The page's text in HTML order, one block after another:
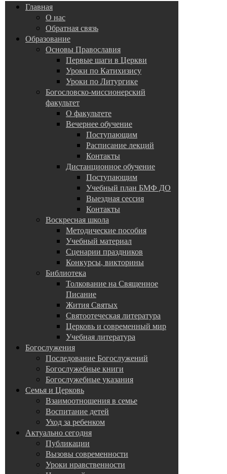
Главная
О нас
Обратная связь
Образование
Основы Православия
Первые шаги в Церкви
Уроки по Катихизису
Уроки по Литургике
Богословско-миссионерский
факультет
О факультете
Вечернее обучение
Поступающим
Расписание лекций
Контакты
Дистанционное обучение
Поступающим
Учебный план БМФ ДО
Выездная сессия
Контакты
Воскресная школа
Методические пособия
Учебный материал
Сценарии праздников
Конкурсы, викторины
Библиотека
Толкование на Священное
Писание
Жития Святых
Святоотеческая литература
Церковь и современный мир
Учебная литература
Богослужения
Последование Богослужений
Богослужебные книги
Богослужебные указания
Семья и Церковь
Взаимоотношения в семье
Воспитание детей
Уход за ребенком
Актуально сегодня
Публикации
Вызовы современности
Уроки нравственности